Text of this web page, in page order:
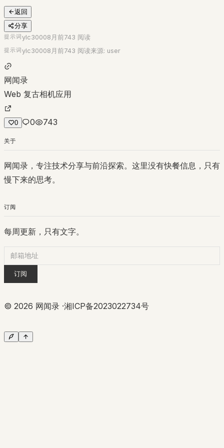
返回
分享
提示词ylc30008月前743 阅读
提示词ylc30008月前743 阅读来源: user
网闻录
Web 复古相机应用
0 0 743
关于
网闻录，专注技术分享与前沿探索。这里没有快餐信息，只有
慢下来的思考。
订阅
每周更新，只有文字。
订阅
© 2026 网闻录 ·湘ICP备2023022734号